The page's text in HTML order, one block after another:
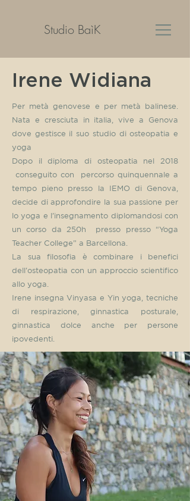
Studio BaìK
Irene Widiana
Per metà genovese e per metà balinese.
Nata e cresciuta in italia, vive a Genova
dove gestisce il suo studio di osteopatia e
yoga
Dopo il diploma di osteopatia nel 2018
conseguito con percorso quinquennale a
tempo pieno presso la IEMO di Genova,
decide di approfondire la sua passione per
lo yoga e l’insegnamento diplomandosi con
un corso da 250h presso presso “Yoga
Teacher College” a Barcellona.
La sua filosofia è combinare i benefici
dell'osteopatia con un approccio scientifico
allo yoga.
Irene insegna Vinyasa e Yin yoga, tecniche
di respirazione, ginnastica posturale,
ginnastica dolce anche per persone
ipovedenti.